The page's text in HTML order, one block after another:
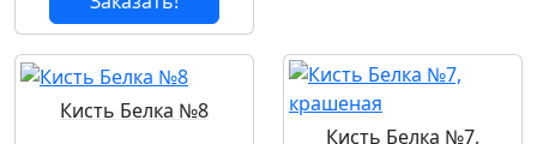
Кисть Белка №8
Кисть Белка №7,